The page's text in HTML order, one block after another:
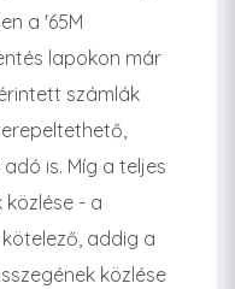
a '65M
lapokon már
számlák
is. Míg a teljes
- a
addig a
közlése